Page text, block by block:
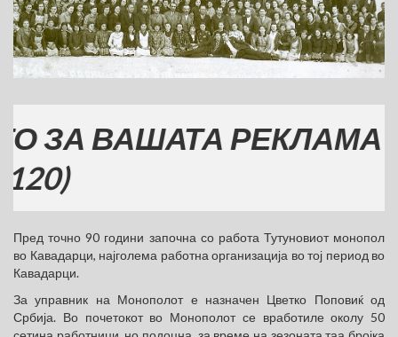
ВАШАТА РЕКЛАМА
Пред точно 90 години започна со работа Тутуновиот монопол
во Кавадарци, најголема работна организација во тој период во
Кавадарци.
За управник на Монополот е назначен Цветко Поповиќ од
Србија. Во почетокот во Монополот се вработиле околу 50